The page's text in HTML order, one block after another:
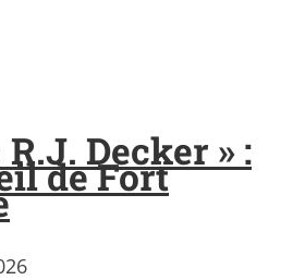
Decker » :
de Fort